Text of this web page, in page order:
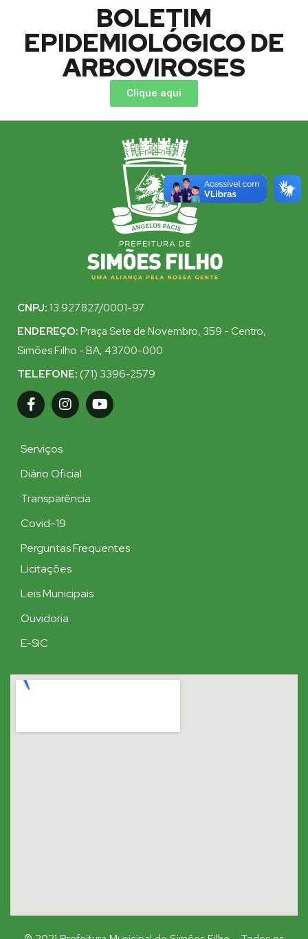
BOLETIM
EPIDEMIOLÓGICO DE
ARBOVIROSES
Clique aqui
CNPJ: 13.927.827/0001-97
ENDEREÇO: Praça Sete de Novembro, 359 - Centro,
Simões Filho - BA, 43700-000
TELEFONE: (71) 3396-2579
Serviços
Diário Oficial
Transparência
Covid-19
Perguntas Frequentes
Licitações
Leis Municipais
Ouvidoria
E-SIC